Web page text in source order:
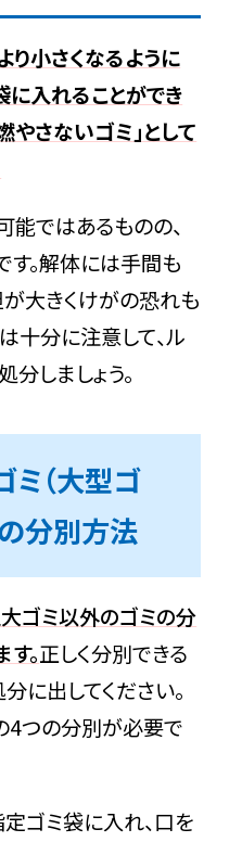
小さくなるように
入れることができ
やさないゴミ」として
能ではあるものの、
。解体には手間も
大きくけがの恐れも
十分に注意して、ル
しましょう。
（大型ゴ
分別方法
ゴミ以外のゴミの分
。正しく分別できる
に出してください。
4つの分別が必要で
ゴミ袋に入れ、口を